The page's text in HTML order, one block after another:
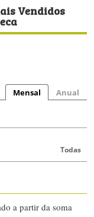
Vendidos
Mensal Anual
Todas
a partir da soma